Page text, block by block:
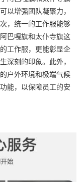
以增强团队凝聚力，
，统一的工作服能够
巴嘎旗和太仆寺旗这
工作服，更能彰显企
深刻的印象。此外，
户外环境和极端气候
能，以保障员工的安